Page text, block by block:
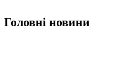
Головні новини